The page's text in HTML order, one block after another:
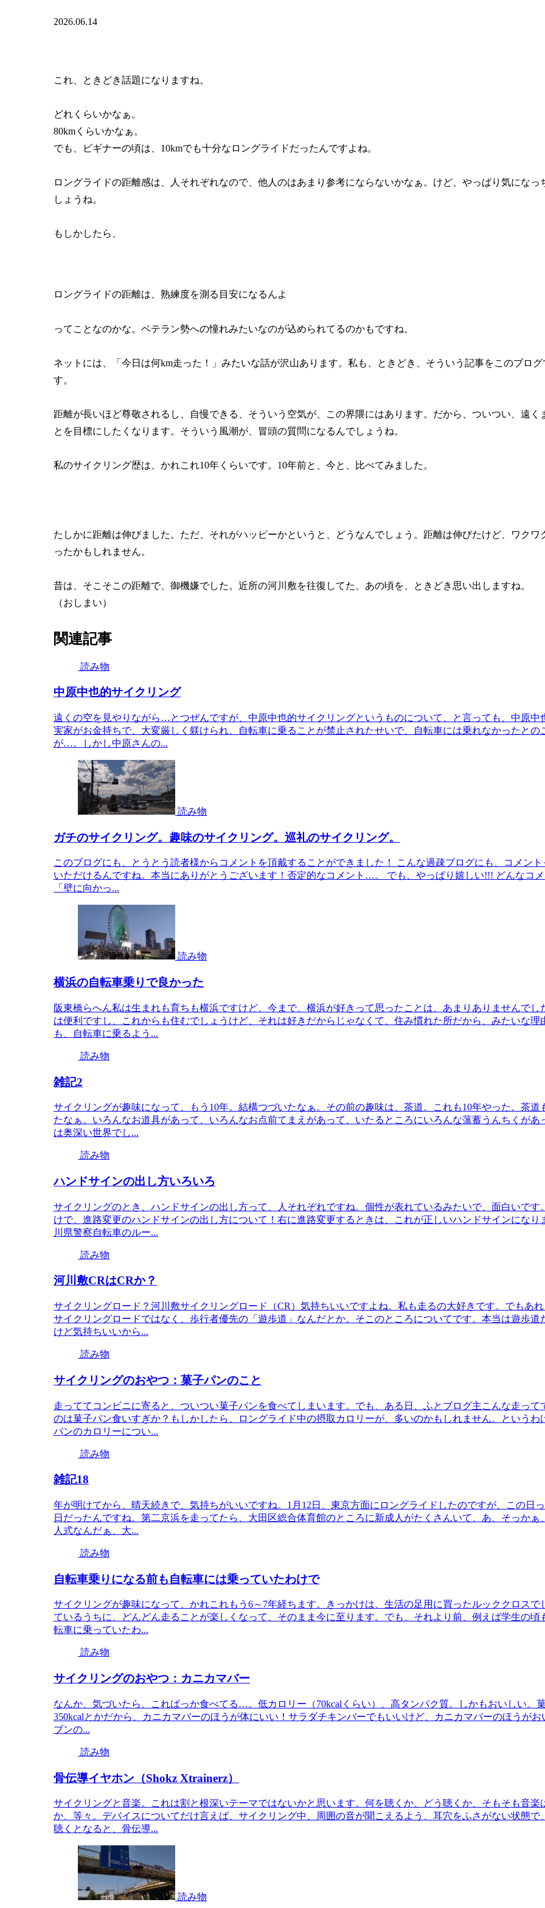
2026.06.14
これ、ときどき話題になりますね。
どれくらいかなぁ。
80kmくらいかなぁ。
でも、ビギナーの頃は、10kmでも十分なロングライドだったんですよね。
ロングライドの距離感は、人それぞれなので、他人のはあまり参考にならないかなぁ。けど、やっぱり気になっ
しょうね。
もしかしたら、
ロングライドの距離は、熟練度を測る目安になるんよ
ってことなのかな。ベテラン勢への憧れみたいなのが込められてるのかもですね。
ネットには、「今日は何km走った！」みたいな話が沢山あります。私も、ときどき、そういう記事をこのブログ
す。
距離が長いほど尊敬されるし、自慢できる、そういう空気が、この界隈にはあります。だから、ついつい、遠く
とを目標にしたくなります。そういう風潮が、冒頭の質問になるんでしょうね。
私のサイクリング歴は、かれこれ10年くらいです。10年前と、今と、比べてみました。
たしかに距離は伸びました。ただ、それがハッピーかというと、どうなんでしょう。距離は伸びたけど、ワクワ
ったかもしれません。
昔は、そこそこの距離で、御機嫌でした。近所の河川敷を往復してた、あの頃を、ときどき思い出しますね。
（おしまい）
関連記事
読み物
中原中也的サイクリング
遠くの空を見やりながら…とつぜんですが、中原中也的サイクリングというものについて、と言っても、中原中
実家がお金持ちで、大変厳しく躾けられ、自転車に乗ることが禁止されたせいで、自転車には乗れなかったとの
が…。しかし中原さんの...
読み物
ガチのサイクリング。趣味のサイクリング。巡礼のサイクリング。
このブログにも、とうとう読者様からコメントを頂戴することができました！ こんな過疎ブログにも、コメント
いただけるんですね。本当にありがとうございます！否定的なコメント…。 でも、やっぱり嬉しい!!! どんなコ
「壁に向かっ...
読み物
横浜の自転車乗りで良かった
阪東橋らへん私は生まれも育ちも横浜ですけど、今まで、横浜が好きって思ったことは、あまりありませんでし
は便利ですし、これからも住むでしょうけど、それは好きだからじゃなくて、住み慣れた所だから、みたいな理
も、自転車に乗るよう...
読み物
雑記2
サイクリングが趣味になって、もう10年。結構つづいたなぁ。その前の趣味は、茶道。これも10年やった。茶道
たなぁ。いろんなお道具があって、いろんなお点前てまえがあって、いたるところにいろんな薀蓄うんちくがあ
は奥深い世界でし...
読み物
ハンドサインの出し方いろいろ
サイクリングのとき、ハンドサインの出し方って、人それぞれですね。個性が表れているみたいで、面白いです
けで、進路変更のハンドサインの出し方について！右に進路変更するときは、これが正しいハンドサインになり
川県警察自転車のルー...
読み物
河川敷CRはCRか？
サイクリングロード？河川敷サイクリングロード（CR）気持ちいいですよね。私も走るの大好きです。でもあ
サイクリングロードではなく、歩行者優先の「遊歩道」なんだとか。そこのところについてです。本当は遊歩
けど気持ちいいから...
読み物
サイクリングのおやつ：菓子パンのこと
走っててコンビニに寄ると、ついつい菓子パンを食べてしまいます。でも、ある日、ふとブログ主こんな走って
のは菓子パン食いすぎか？もしかしたら、ロングライド中の摂取カロリーが、多いのかもしれません。というわ
パンのカロリーについ...
読み物
雑記18
年が明けてから、晴天続きで、気持ちがいいですね。1月12日、東京方面にロングライドしたのですが、この日
日だったんですね。第二京浜を走ってたら、大田区総合体育館のところに新成人がたくさんいて、あ、そっかぁ
人式なんだぁ、大...
読み物
自転車乗りになる前も自転車には乗っていたわけで
サイクリングが趣味になって、かれこれもう6～7年経ちます。きっかけは、生活の足用に買ったルッククロスで
ているうちに、どんどん走ることが楽しくなって、そのまま今に至ります。でも、それより前、例えば学生の頃
転車に乗っていたわ...
読み物
サイクリングのおやつ：カニカマバー
なんか、気づいたら、こればっか食べてる…。低カロリー（70kcalくらい）、高タンパク質。しかもおいしい。
350kcalとかだから、カニカマバーのほうが体にいい！サラダチキンバーでもいいけど、カニカマバーのほうがお
ブンの...
読み物
骨伝導イヤホン（Shokz Xtrainerz）
サイクリングと音楽。これは割と根深いテーマではないかと思います。何を聴くか、どう聴くか、そもそも音楽
か、等々。デバイスについてだけ言えば、サイクリング中、周囲の音が聞こえるよう、耳穴をふさがない状態で
聴くとなると、骨伝導...
読み物